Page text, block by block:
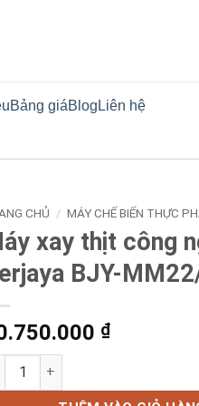
Bảng giáBlog Liên hệ
CHỦ / MÁY CHẾ BIẾN THỰC
xay thịt công
BJY-
₫
xay thịt công nghiệp Berjaya